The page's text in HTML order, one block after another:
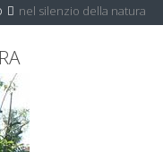
nel silenzio della natura